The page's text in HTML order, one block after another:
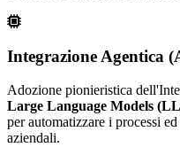
Integrazione Agentica
Adozione pionieristica
Large Language Models
per automatizzare i processi
aziendali.